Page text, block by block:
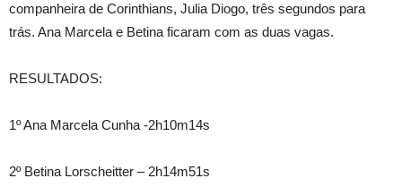
companheira de Corinthians, Julia Diogo, três segundos para
trás. Ana Marcela e Betina ficaram com as duas vagas.
RESULTADOS:
1º Ana Marcela Cunha -2h10m14s
2º Betina Lorscheitter – 2h14m51s